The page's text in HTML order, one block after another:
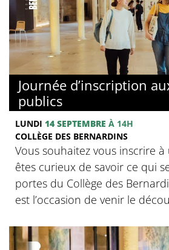
Journée d’inscription
publics
LUNDI 14 SEPTEMBRE À 14H
COLLÈGE DES BERNARDINS
Vous souhaitez vous inscrire à
êtes curieux de savoir ce qui
portes du Collège des
est l’occasion de venir le